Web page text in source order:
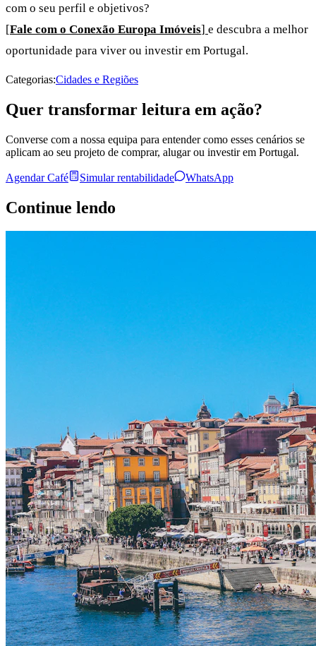
com o seu perfil e objetivos?
[Fale com o Conexão Europa Imóveis] e descubra a melhor
oportunidade para viver ou investir em Portugal.
Categorias:Cidades e Regiões
Quer transformar leitura em ação?
Converse com a nossa equipa para entender como esses cenários se
aplicam ao seu projeto de comprar, alugar ou investir em Portugal.
Agendar Café Simular rentabilidade WhatsApp
Continue lendo